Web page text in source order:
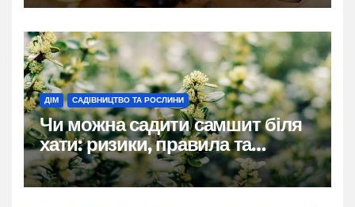
ДІМ САДІВНИЦТВО ТА РОСЛИНИ
Чи можна садити самшит біля
хати: ризики, правила та
практичні рішення